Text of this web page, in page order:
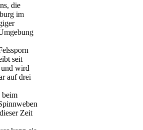
die
im
seit
und wird
auf drei
beim
Zeit